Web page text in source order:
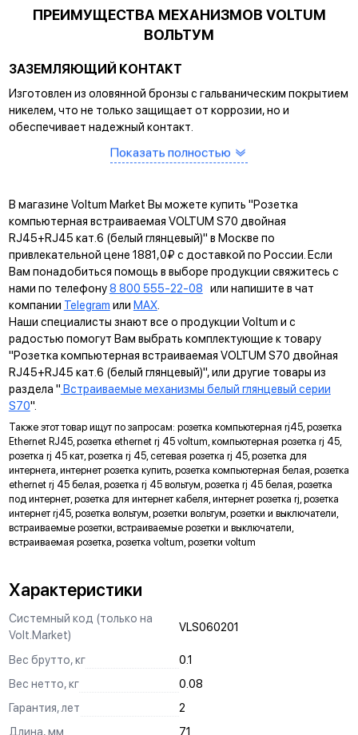
ПРЕИМУЩЕСТВА МЕХАНИЗМОВ VOLTUM
ВОЛЬТУМ
ЗАЗЕМЛЯЮЩИЙ КОНТАКТ
Изготовлен из оловянной бронзы с гальваническим покрытием
никелем, что не только защищает от коррозии, но и
обеспечивает надежный контакт.
САМОЗАЖИМНЫЕ КЛЕММЫ
КРЕПЛЕНИЕ EASY CLICK
Обеспечивает быстрое и легкое соединение механизма с
рамкой. Восемь фиксаторов по периметру нивелируют
неровности стены и надежно удерживают конструкцию.
УНИВЕРСАЛЬНЫЙ МОНТАЖ
Суппорт поддерживает установку механизма в
многопостовые рамки как по горизонтали, так и по вертикали.
ДИАГОНАЛЬНЫЕ ОТВЕРСТИЯ СУППОРТА
Предназначены для удобного крепления механизмов в
нестандартных условиях, не требующих применения
подрозетников.
МАРКИРОВКА
Метка для точного определения длины зачистки изоляции
проводов, упрощающая и ускоряющая процесс монтажа.
АНКЕРНОЕ КРЕПЛЕНИЕ
Надежно фиксирует механизм в подрозетнике, не мешая
ЗАЩИТА
Механизм выполнен с учетом защиты проводов от
повреждений при установке, обеспечивая безопасную
эксплуатацию и исключая вероятность замыкания на детали
корпуса.
КРЕПЛЕНИЕ "ШИП-ПАЗ"
Ускоряет процесс монтажа и регулировки горизонта в
Показать полностью
В магазине Voltum Market Вы можете купить "Розетка
компьютерная встраиваемая VOLTUM S70 двойная
RJ45+RJ45 кат.6 (белый глянцевый)" в Москве по
привлекательной цене 1881,0₽ с доставкой по России. Если
Вам понадобиться помощь в выборе продукции свяжитесь с
нами по телефону8 800 555-22-08 или напишите в чат
компании Telegram или MAX.
Наши специалисты знают все о продукции Voltum и с
радостью помогут Вам выбрать комплектующие к товару
"Розетка компьютерная встраиваемая VOLTUM S70 двойная
RJ45+RJ45 кат.6 (белый глянцевый)", или другие товары из
раздела " Встраиваемые механизмы белый глянцевый серии
S70".
Также этот товар ищут по запросам: розетка компьютерная rj45, розетка
Ethernet RJ45, розетка ethernet rj 45 voltum, компьютерная розетка rj 45,
розетка rj 45 кат, розетка rj 45, сетевая розетка rj 45, розетка для
интернета, интернет розетка купить, розетка компьютерная белая, розетка
ethernet rj 45 белая, розетка rj 45 вольтум, розетка rj 45 белая, розетка
под интернет, розетка для интернет кабеля, интернет розетка rj, розетка
интернет rj45, розетка вольтум, розетки вольтум, розетки и выключатели,
встраиваемые розетки, встраиваемые розетки и выключатели,
встраиваемая розетка, розетка voltum, розетки voltum
Характеристики
Системный код (только на
Volt.Market)
VLS060201
Вес брутто, кг
0.1
Вес нетто, кг
0.08
Гарантия, лет
2
Длина, мм
71